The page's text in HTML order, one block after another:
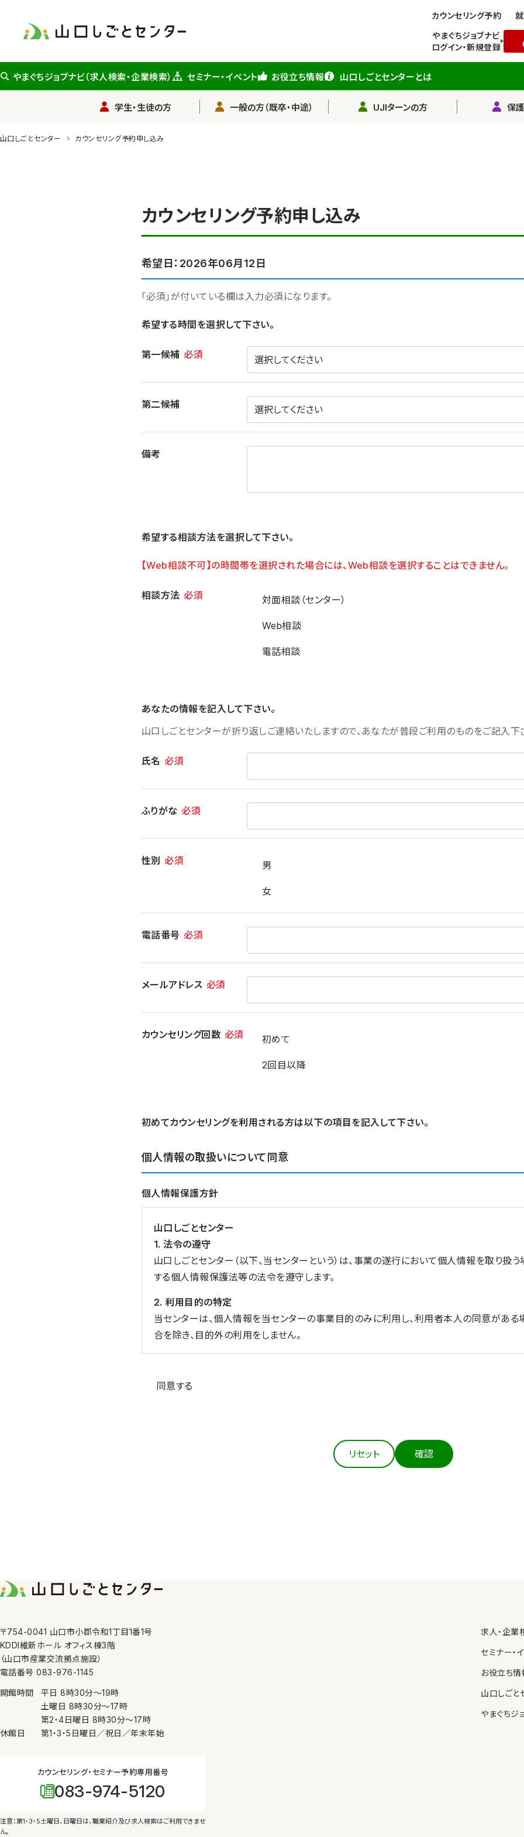
ン
テ
に
カウンセリング予約
やまぐちジョブナビ
ログイン・新規登録
やまぐちジョブナビ（求人検索・企業検索） セミナー・イベント お役立ち情報 山口しごとセンターとは
学生・生徒の方 一般の方（既卒・中途） UJIターンの方 保
山口しごとセンター カウンセリング予約申し込み
カウンセリング予約申し込み
希望日：2026年06月12日
「必須」が付いている欄は入力必須になります。
希望する時間を選択して下さい。
第一候補 必須
第二候補
備考
希望する相談方法を選択して下さい。
【Web相談不可】の時間帯を選択された場合には、Web相談を選択することはできません。
相談方法 必須 対面相談（センター）
Web相談
電話相談
あなたの情報を記入して下さい。
山口しごとセンターが折り返しご連絡いたしますので、あなたが普段ご利用のものをご記入下
氏名 必須
ふりがな 必須
性別 必須 男
女
電話番号 必須
メールアドレス 必須
カウンセリング回数 必須 初めて
2回目以降
初めてカウンセリングを利用される方は以下の項目を記入して下さい。
個人情報の取扱いについて同意
個人情報保護方針
山口しごとセンター
1. 法令の遵守
山口しごとセンター（以下、当センターという）は、事業の遂行において個人情報を取り扱
する個人情報保護法等の法令を遵守します。
2. 利用目的の特定
当センターは、個人情報を当センターの事業目的のみに利用し、利用者本人の同意があ
合を除き、目的外の利用をしません。
当センターは、その取り扱う個人情報の漏えい、滅失又はき損の防止その他の個人情報の
当センターは、個人情報の保護を図るため、内部規則を制定し、職員に遵守させるとともに
当センターが管理している個人情報の取り扱いについて苦情や問い合わせがあった場合
同意する
リセット 確認
〒754-0041 山口市小郡令和1丁目1番1号
KDDI維新ホール オフィス棟3階
（山口市産業交流拠点施設）
電話番号 083-976-1145
開館時間 平日8時30分〜19時
土曜日 8時30分〜17時
第2・4日曜日 8時30分〜17時
休館日
第1・3・5日曜日／祝日／年末年始
カウンセリング・セミナー予約専用番号
083-974-5120
注意：第1・3・5土曜日、日曜日は、職業紹介及び求人検索はご利用できませ
ん。
求人・企業
セミナー・
お役立ち情
山口しごと
やまぐちジ